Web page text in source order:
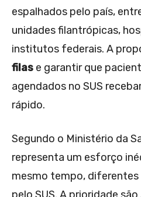
espalhados pelo país,
unidades filantrópicas,
institutos federais. A
filas e garantir que
agendados no SUS
rápido.
Segundo o Ministério da
representa um esforço
mesmo tempo, diferentes